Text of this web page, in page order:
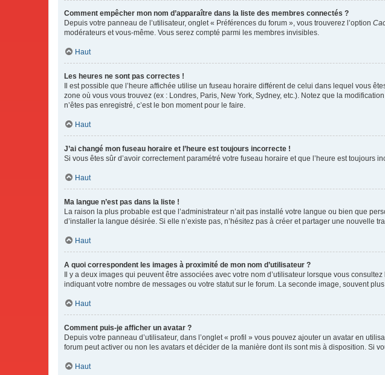
Comment empêcher mon nom d’apparaître dans la liste des membres connectés ?
Depuis votre panneau de l’utilisateur, onglet « Préférences du forum », vous trouverez l’option
modérateurs et vous-même. Vous serez compté parmi les membres invisibles.
Haut
Les heures ne sont pas correctes !
Il est possible que l’heure affichée utilise un fuseau horaire différent de celui dans lequel vous
zone où vous vous trouvez (ex : Londres, Paris, New York, Sydney, etc.). Notez que la
n’êtes pas enregistré, c’est le bon moment pour le faire.
Haut
J’ai changé mon fuseau horaire et l’heure est toujours incorrecte !
Si vous êtes sûr d’avoir correctement paramétré votre fuseau horaire et que l’heure est
Haut
Ma langue n’est pas dans la liste !
La raison la plus probable est que l’administrateur n’ait pas installé votre langue ou bien que
d’installer la langue désirée. Si elle n’existe pas, n’hésitez pas à créer et partager une nouvelle
Haut
A quoi correspondent les images à proximité de mon nom d’utilisateur ?
Il y a deux images qui peuvent être associées avec votre nom d’utilisateur lorsque vous
indiquant votre nombre de messages ou votre statut sur le forum. La seconde image, souvent
Haut
Comment puis-je afficher un avatar ?
Depuis votre panneau d’utilisateur, dans l’onglet « profil » vous pouvez ajouter un avatar en
forum peut activer ou non les avatars et décider de la manière dont ils sont mis à disposition. Si
Haut